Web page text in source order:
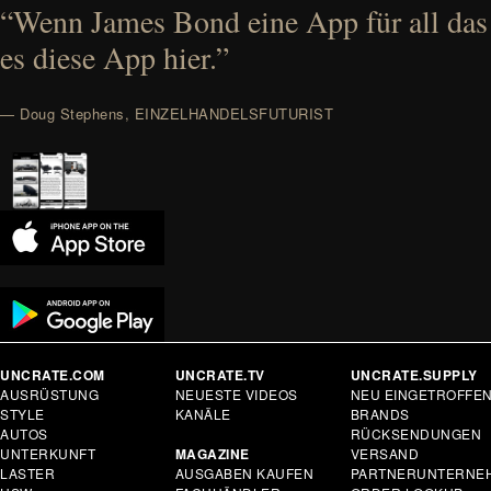
“Wenn James Bond eine App für all
es diese App hier.”
— Doug Stephens, EINZELHANDELSFUTURIST
UNCRATE.COM
AUSRÜSTUNG
STYLE
AUTOS
UNTERKUNFT
LASTER
UNCRATE.TV
NEUESTE VIDEOS
KANÄLE
MAGAZINE
AUSGABEN KAUFEN
UNCRATE.SUPPLY
NEU EINGETROFFEN
BRANDS
RÜCKSENDUNGEN
VERSAND